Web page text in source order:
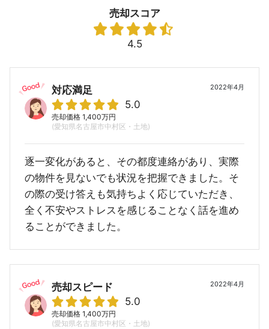
売却スコア
4.5
2022年4月
対応満足
5.0
売却価格 1,400万円
(愛知県名古屋市中村区・土地)
逐一変化があると、その都度連絡があり、実際
の物件を見ないでも状況を把握できました。そ
の際の受け答えも気持ちよく応じていただき、
全く不安やストレスを感じることなく話を進め
ることができました。
2022年4月
売却スピード
5.0
売却価格 1,400万円
(愛知県名古屋市中村区・土地)